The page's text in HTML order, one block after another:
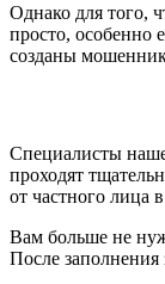
Однако для того,
просто, особенно
созданы
Специалисты
проходят
от частного лица
Вам больше не
После